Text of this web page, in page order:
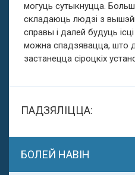
могуць сутыкнуцца.
складаюць людзі з
справы і далей будуць
можна спадзявацца, што
застанецца сіроцкіх
ПАДЗЯЛІЦЦА:
БОЛЕЙ НАВІН